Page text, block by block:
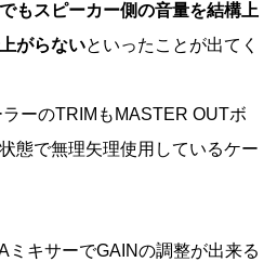
もスピーカー側の音量を結構上
がらないといったことが出てく
ーのTRIMもMASTER OUTボ
態で無理矢理使用しているケー
ミキサーでGAINの調整が出来る